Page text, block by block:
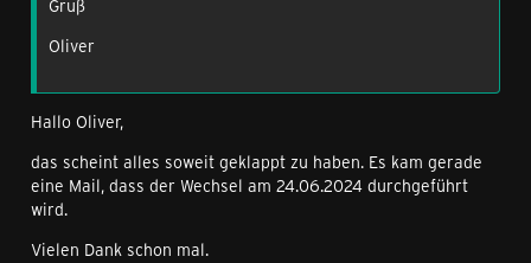
Gruß
Oliver
Hallo Oliver,
das scheint alles soweit geklappt zu haben. Es kam gerade
eine Mail, dass der Wechsel am 24.06.2024 durchgeführt
wird.
Vielen Dank schon mal.